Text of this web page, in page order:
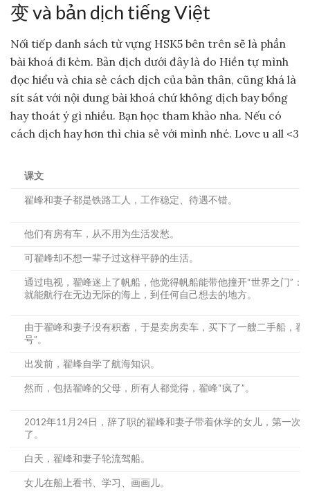
变 và bản dịch tiếng Việt
Nối tiếp danh sách từ vựng HSK5 bên trên sẽ là phần
bài khoá đi kèm. Bản dịch dưới đây là do Hiền tự mình
đọc hiểu và chia sẻ cách dịch của bản thân, cũng khá là
sít sát với nội dung bài khoá chứ không dịch bay bổng
hay thoát ý gì nhiều. Bạn học tham khảo nha. Nếu có
cách dịch hay hơn thì chia sẻ với mình nhé. Love u all <3
课文
翟峰和妻子都是铁路工人，工作稳定、待遇不错。
他们有房有车，从不用为生活发愁。
可翟峰却不想一辈子过这样平静的生活。
通过电视，翟峰迷上了帆船，他觉得帆船能带他撞开“世界之门”：
就能航行在无边无际的海上，到任何自己想去的地方。
由于翟峰和妻子没有积蓄，于是卖房卖车，买下了一艘二手船，翟
号”。
出发前，翟峰自学了航海知识。
然而，包括翟峰的父母，所有人都觉得，翟峰“疯了”。
2012年11月24日，辞了职的翟峰和妻子带着休学的女儿，第一次
了。
白天，翟峰和妻子轮流驾船。
女儿在船上看书、学习、画画儿。